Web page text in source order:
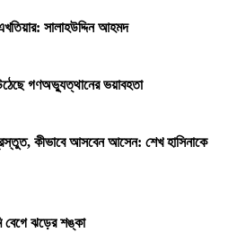
এখতিয়ার: সালাহউদ্দিন আহমদ
গণঅভ্যুত্থানের ভয়াবহতা
কীভাবে আসবেন আসেন: শেখ হাসিনাকে
বেগে ঝড়ের শঙ্কা